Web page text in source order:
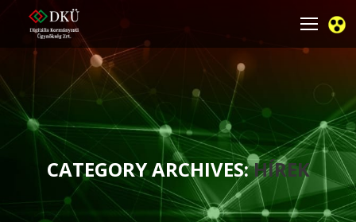
CATEGORY ARCHIVES:HÍREK
You are here: